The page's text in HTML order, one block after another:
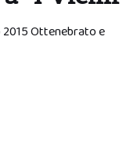
2015 Ottenebrato e